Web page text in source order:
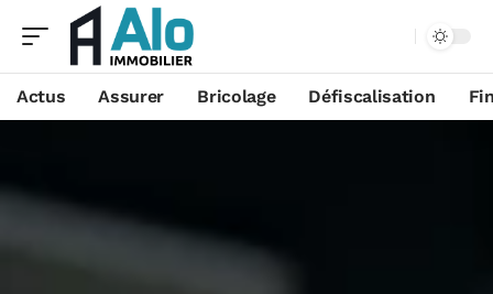
Actus Assurer Bricolage Défiscalisation